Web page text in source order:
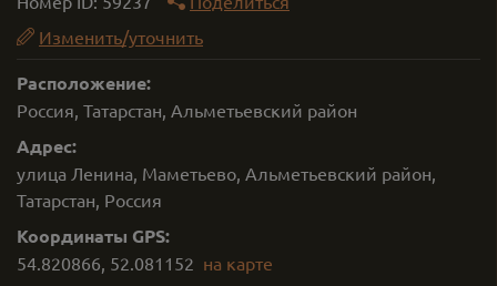
Изменить/уточнить
Расположение:
Россия, Татарстан, Альметьевский район
Адрес:
улица Ленина, Маметьево, Альметьевский район,
Татарстан, Россия
Координаты GPS:
54.820866, 52.081152 на карте